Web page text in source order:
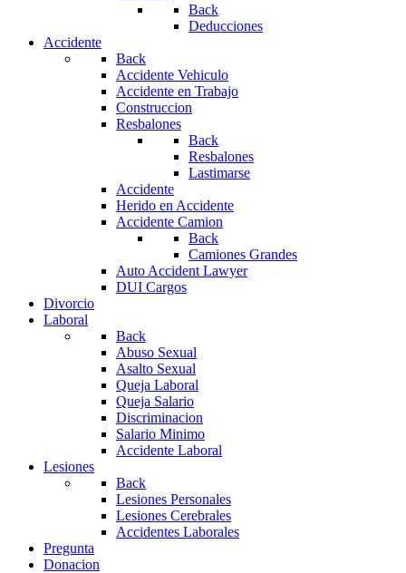
Back
Deducciones
Accidente
Back
Accidente Vehiculo
Accidente en Trabajo
Construccion
Resbalones
Back
Resbalones
Lastimarse
Accidente
Herido en Accidente
Accidente Camion
Back
Camiones Grandes
Auto Accident Lawyer
DUI Cargos
Divorcio
Laboral
Back
Abuso Sexual
Asalto Sexual
Queja Laboral
Queja Salario
Discriminacion
Salario Minimo
Accidente Laboral
Lesiones
Back
Lesiones Personales
Lesiones Cerebrales
Accidentes Laborales
Pregunta
Donacion